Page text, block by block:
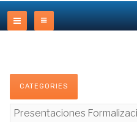
CATEGORIES
Presentaciones